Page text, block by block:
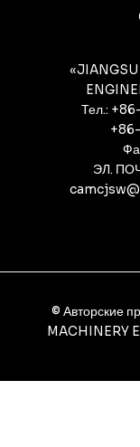
Тел.:
ЭЛ.
© Авторские
MACHINERY